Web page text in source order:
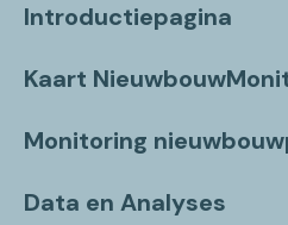
Introductiepagina
Kaart
Monitoring
Data en Analyses